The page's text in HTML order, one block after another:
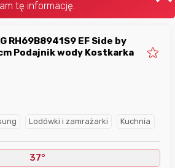
RH69B8941S9 EF Side by
Podajnik wody Kostkarka
Lodówki i zamrażarki Kuchnia
37°